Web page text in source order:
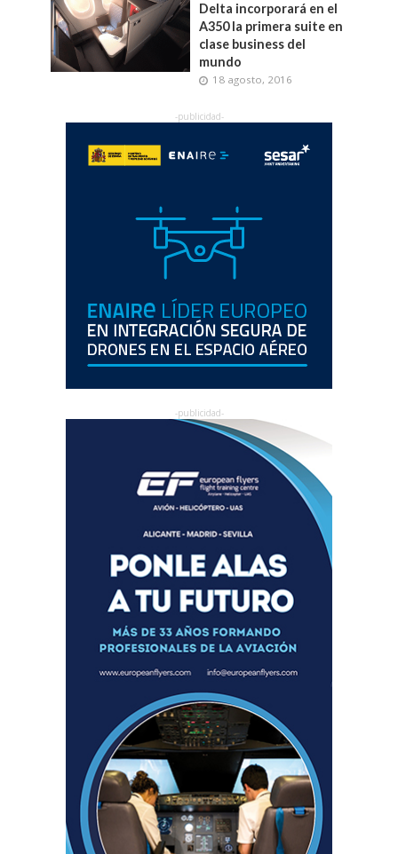
Delta incorporará en el
A350 la primera suite en
clase business del
mundo
18 agosto, 2016